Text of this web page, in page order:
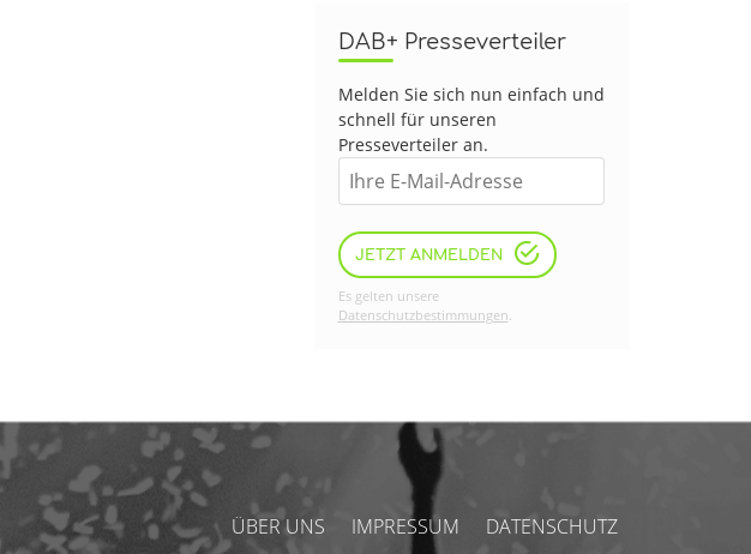
DAB+ Presseverteiler
Melden Sie sich nun einfach und
schnell für unseren
Presseverteiler an.
JETZT ANMELDEN
Es gelten unsere
Datenschutzbestimmungen.
ÜBER UNS IMPRESSUM DATENSCHUTZ